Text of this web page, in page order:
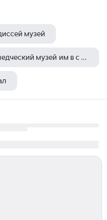
музей
казанский районный краеведческий музей им в с аржиловского